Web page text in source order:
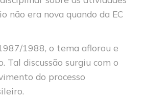
não era nova quando da EC
1988, o tema aflorou e
Tal discussão surgiu com o
do processo